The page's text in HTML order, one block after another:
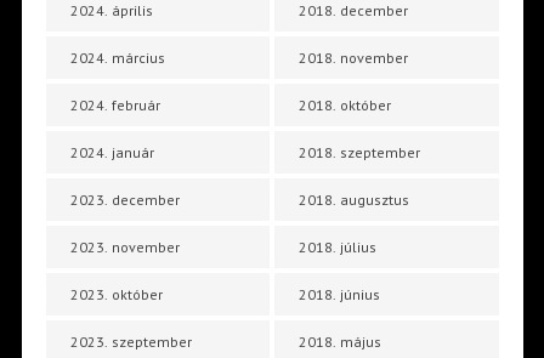
2024. április
2024. március
2024. február
2024. január
2023. december
2023. november
2023. október
2023. szeptember
2018. december
2018. november
2018. október
2018. szeptember
2018. augusztus
2018. július
2018. június
2018. május